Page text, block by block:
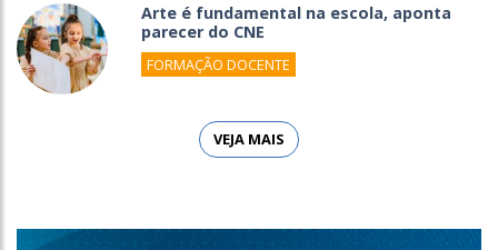
Arte é fundamental na escola, aponta
parecer do CNE
FORMAÇÃO DOCENTE
VEJA MAIS